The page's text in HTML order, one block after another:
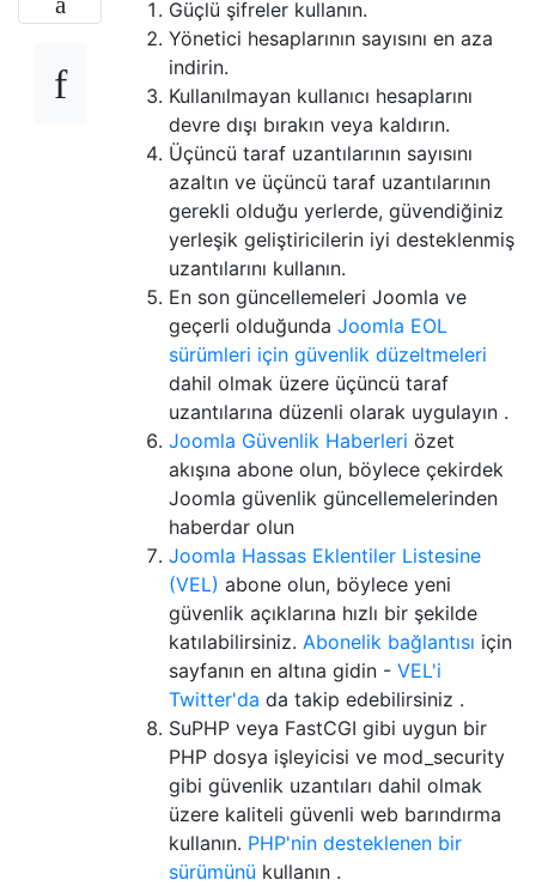
Güçlü şifreler kullanın.
Yönetici hesaplarının sayısını en aza
indirin.
Kullanılmayan kullanıcı hesaplarını
devre dışı bırakın veya kaldırın.
Üçüncü taraf uzantılarının sayısını
azaltın ve üçüncü taraf uzantılarının
gerekli olduğu yerlerde, güvendiğiniz
yerleşik geliştiricilerin iyi desteklenmiş
uzantılarını kullanın.
En son güncellemeleri Joomla ve
geçerli olduğunda Joomla EOL
sürümleri için güvenlik düzeltmeleri
dahil olmak üzere üçüncü taraf
uzantılarına düzenli olarak uygulayın .
Joomla Güvenlik Haberleri özet
akışına abone olun, böylece çekirdek
Joomla güvenlik güncellemelerinden
haberdar olun
Joomla Hassas Eklentiler Listesine
(VEL) abone olun, böylece yeni
güvenlik açıklarına hızlı bir şekilde
katılabilirsiniz. Abonelik bağlantısı için
sayfanın en altına gidin - VEL'i
Twitter'da da takip edebilirsiniz .
SuPHP veya FastCGI gibi uygun bir
PHP dosya işleyicisi ve mod_security
gibi güvenlik uzantıları dahil olmak
üzere kaliteli güvenli web barındırma
kullanın. PHP'nin desteklenen bir
sürümünü kullanın .